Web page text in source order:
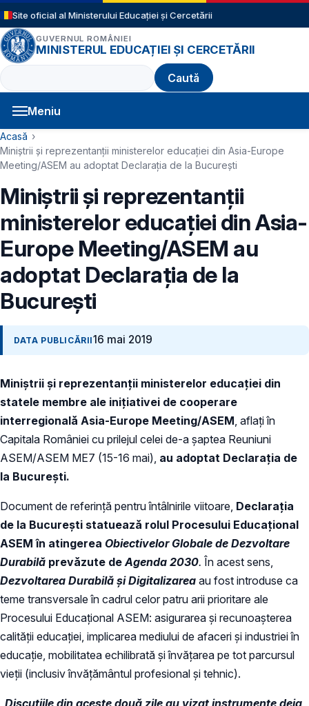
Sari la conținutul principal
Site oficial al Ministerului Educației și Cercetării
GUVERNUL ROMÂNIEI
MINISTERUL EDUCAȚIEI ȘI CERCETĂRII
Caută
Meniu
Navigație principală
Cale de navigare
Acasă
Miniștrii și reprezentanții ministerelor educației din Asia-Europe
Meeting/ASEM au adoptat Declarația de la București
Miniștrii și reprezentanții
ministerelor educației din Asia-
Europe Meeting/ASEM au
adoptat Declarația de la
București
DATA PUBLICĂRII16 mai 2019
Miniștrii și reprezentanții ministerelor educației din
statele membre ale inițiativei de cooperare
interregională Asia-Europe Meeting/ASEM , aflați în
Capitala României cu prilejul celei de-a șaptea Reuniuni
ASEM/ASEM ME7 (15-16 mai), au adoptat Declarația de
la București.
Document de referință pentru întâlnirile viitoare, Declarația
de la București statuează rolul Procesului Educațional
ASEM în atingerea Obiectivelor Globale de Dezvoltare
Durabilă prevăzute de Agenda 2030. În acest sens,
Dezvoltarea Durabilă șiDigitalizarea au fost introduse ca
teme transversale în cadrul celor patru arii prioritare ale
Procesului Educațional ASEM: asigurarea și recunoașterea
calității educației, implicarea mediului de afaceri și industriei în
educație, mobilitatea echilibrată și învățarea pe tot parcursul
vieții (inclusiv învățământul profesional și tehnic).
Discuțiile din aceste două zile au vizat instrumente deja